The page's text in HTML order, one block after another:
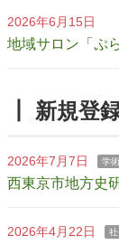
2026年6月15日
地域サロン「ぷ
┃ 新規登
2026年7月7日 学
西東京市地方史
2026年4月22日